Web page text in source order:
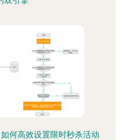
何高效设置限时秒杀活动